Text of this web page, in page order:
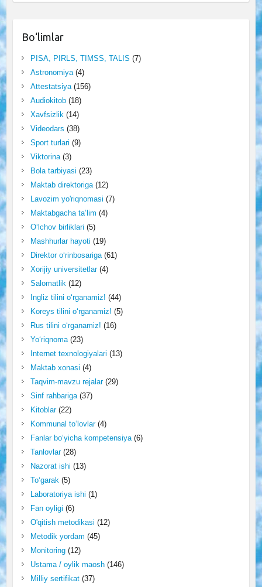
Bo‘limlar
PISA, PIRLS, TIMSS, TALIS (7)
Astronomiya(4)
Attestatsiya(156)
Audiokitob(18)
Xavfsizlik (14)
Videodars (38)
Sport turlari (9)
Viktorina(3)
Bola tarbiyasi (23)
Maktab direktoriga(12)
Lavozim yo'riqnomasi (7)
Maktabgacha ta’lim (4)
O‘lchov birliklari (5)
Mashhurlar hayoti (19)
Direktor o‘rinbosariga(61)
Xorijiy universitetlar(4)
Salomatlik (12)
Ingliz tilini o‘rganamiz! (44)
Koreys tilini o‘rganamiz! (5)
Rus tilini o‘rganamiz! (16)
Yo‘riqnoma(23)
Internet texnologiyalari (13)
Maktab xonasi (4)
Taqvim-mavzu rejalar(29)
Sinf rahbariga(37)
Kitoblar(22)
Kommunal to‘lovlar(4)
Fanlar bo‘yicha kompetensiya(6)
Tanlovlar(28)
Nazorat ishi (13)
To‘garak (5)
Laboratoriya ishi (1)
Fan oyligi (6)
O'qitish metodikasi (12)
Metodik yordam (45)
Monitoring(12)
Ustama / oylik maosh(146)
Milliy sertifikat(37)